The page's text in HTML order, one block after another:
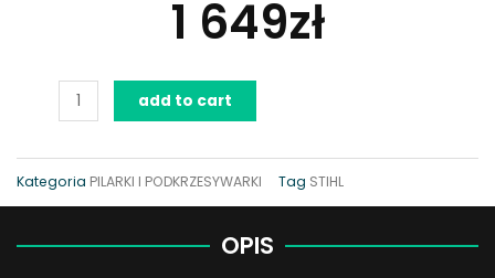
1 649zł
Pilarka
add to cart
Kategoria PILARKI I PODKRZESYWARKI Tag STIHL
OPIS